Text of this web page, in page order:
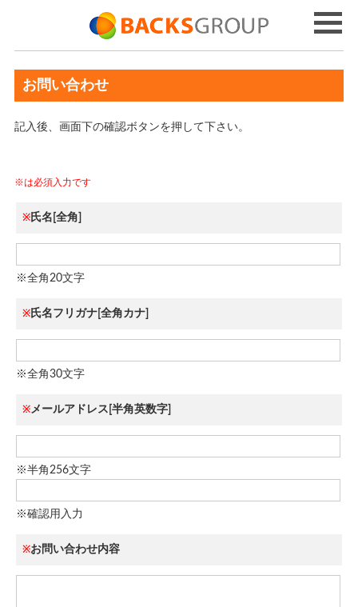
お問い合わせ
記入後、画面下の確認ボタンを押して下さい。
※は必須入力です
※ 氏名[全角]
※全角20文字
※ 氏名フリガナ[全角カナ]
※全角30文字
※メールアドレス[半角英数字]
※半角256文字
※確認用入力
※お問い合わせ内容